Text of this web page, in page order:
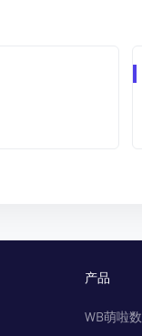
产品
WB萌啦